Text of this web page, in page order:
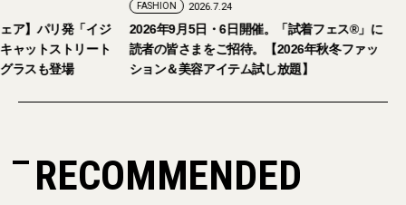
イウェア】パリ発「イジ
店をキャットストリート
サングラスも登場
FASHION 2026.7.24
2026年9月5日・6日開催。「試着フェス®︎
読者の皆さまをご招待。【2026年秋冬ファ
ション＆美容アイテム試し放題】
RECOMMENDED